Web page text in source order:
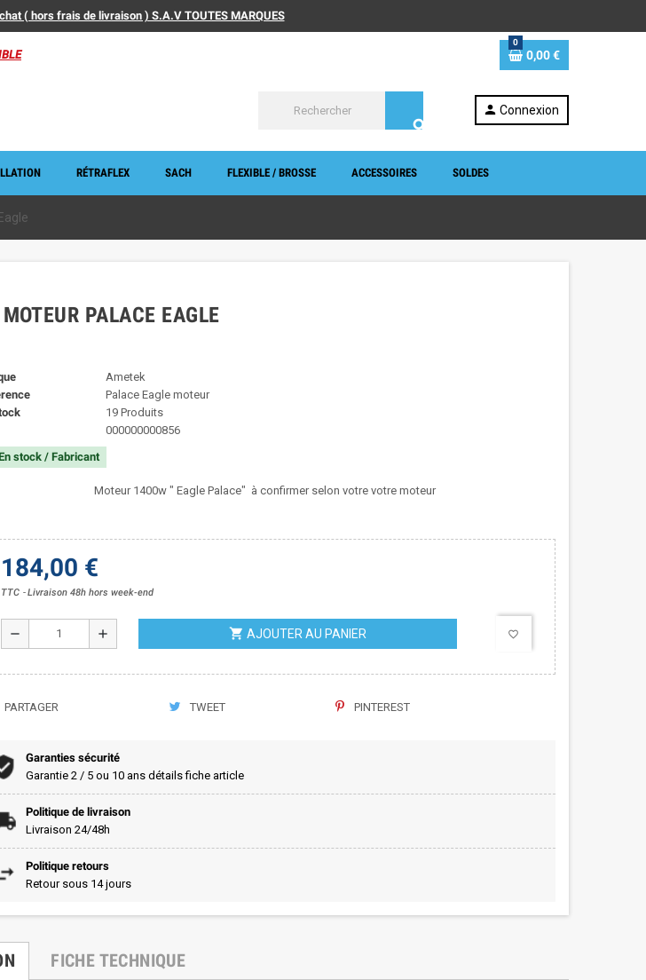
( hors frais de livraison ) S.A.V TOUTES MARQUES
0
0,00 €
search
person Connexion
RÉTRAFLEX SACH FLEXIBLE / BROSSE ACCESSOIRES SOLDES
MOTEUR PALACE EAGLE
Ametek
Palace Eagle moteur
19 Produits
000000000856
stock / Fabricant
Moteur 1400w " Eagle Palace" à confirmer selon votre votre moteur
184,00 €
TTC Livraison 48h hors week-end
remove add shopping_cart AJOUTER AU PANIER favorite_border
PARTAGER TWEET PINTEREST
Garanties sécurité
Garantie 2 / 5 ou 10 ans détails fiche article
Politique de livraison
Livraison 24/48h
Politique retours
Retour sous 14 jours
FICHE TECHNIQUE